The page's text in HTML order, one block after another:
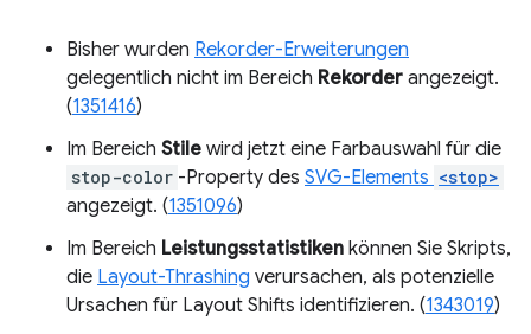
Bisher wurden Rekorder-Erweiterungen
gelegentlich nicht im Bereich Rekorder angezeigt.
(1351416)
Im Bereich Stile wird jetzt eine Farbauswahl für die
stop-color -Property des SVG-Elements <stop>
angezeigt. (1351096)
Im Bereich Leistungsstatistiken können Sie Skripts,
die Layout-Thrashing verursachen, als potenzielle
Ursachen für Layout Shifts identifizieren. (1343019)